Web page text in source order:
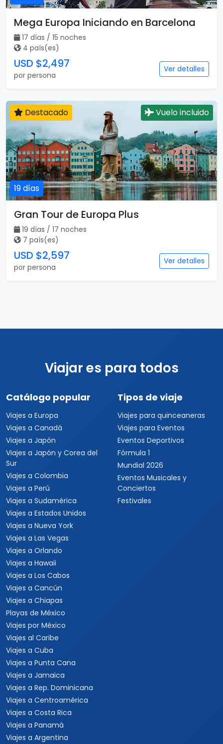
Mega Europa Iniciando en Barcelona
17 días / 15 noches
4 país(es)
USD $2,497
por persona
Ver detalles
19 días
Destacado Vuelo incluido
Gran Tour de Europa Plus
19 días / 17 noches
7 país(es)
USD $2,597
por persona
Ver detalles
Viajar es para todos
Catálogo popular
Viajes a Europa
Viajes a Canadá
Viajes a Japón
Viajes a Japón y Corea del
Sur
Viajes a Colombia
Viajes a Perú
Viajes a Sudamérica
Viajes a Estados Unidos
Viajes a Nueva York
Viajes a Las Vegas
Viajes a Orlando
Viajes a Hawaii
Viajes a Los Cabos
Viajes a Cancún
Viajes a Chiapas
Playas de México
Viajes por México
Viajes al Caribe
Viajes a Cuba
Viajes a Punta Cana
Viajes a Jamaica
Viajes a Rep. Dominicana
Viajes a Centroamérica
Viajes a Costa Rica
Viajes a Panamá
Viajes a Argentina
Tipos de viaje
Viajes para quinceaneras
Viajes para Eventos
Eventos Deportivos
Fórmula 1
Mundial 2026
Eventos Musicales y
Conciertos
Festivales